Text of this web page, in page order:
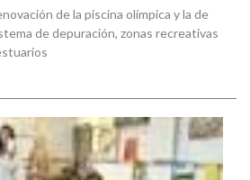
de la piscina olímpica y la de
de depuración, zonas recreativas